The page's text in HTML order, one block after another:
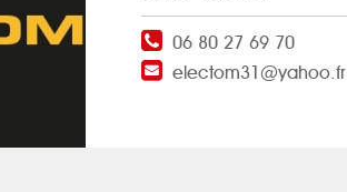
06 80 27 69 70
electom31@yahoo.fr